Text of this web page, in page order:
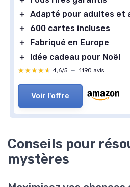
＋ Adapté pour adultes et
＋
600 cartes incluses
＋
Fabriqué en Europe
＋
Idée cadeau pour Noël
★★★★★
★★★★★ 4,6/5 — 1190 avis
Voir l'offre
Conseils pour
mystères